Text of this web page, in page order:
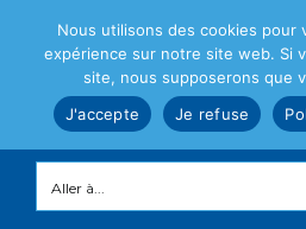
contenu
Aller à...
Nous utilisons des cookies pour
expérience sur notre site web. Si
site, nous supposerons que
J'accepte
Je refuse